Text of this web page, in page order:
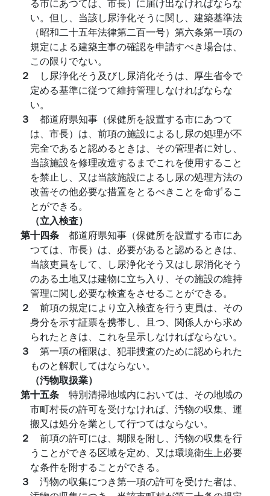
い。但し、当該し尿浄化そうに関し、建築基準法
（昭和二十五年法律第二百一号）第六条第一項の
規定による建築主事の確認を申請すべき場合は、
この限りでない。
２
し尿浄化そう及びし尿消化そうは、厚生省令で
定める基準に従つて維持管理しなければならな
い。
３ 都道府県知事（保健所を設置する市にあつて
は、市長）は、前項の施設によるし尿の処理が不
完全であると認めるときは、その管理者に対し、
当該施設を修理改造するまでこれを使用すること
を禁止し、又は当該施設によるし尿の処理方法の
改善その他必要な措置をとるべきことを命ずるこ
とができる。
（立入検査）
第十四条 都道府県知事（保健所を設置する市にあ
つては、市長）は、必要があると認めるときは、
当該吏員をして、し尿浄化そう又はし尿消化そう
のある土地又は建物に立ち入り、その施設の維持
管理に関し必要な検査をさせることができる。
２ 前項の規定により立入検査を行う吏員は、その
身分を示す証票を携帯し、且つ、関係人から求め
られたときは、これを呈示しなければならない。
３ 第一項の権限は、犯罪捜査のために認められた
ものと解釈してはならない。
（汚物取扱業）
第十五条 特別清掃地域内においては、その地域の
市町村長の許可を受けなければ、汚物の収集、運
搬又は処分を業として行つてはならない。
２ 前項の許可には、期限を附し、汚物の収集を行
うことができる区域を定め、又は環境衛生上必要
な条件を附することができる。
３ 汚物の収集につき第一項の許可を受けた者は、